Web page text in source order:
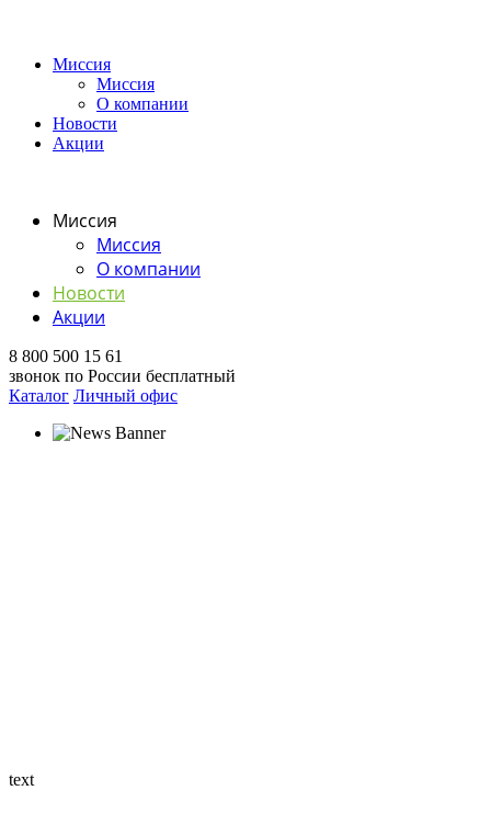
Миссия
Миссия
О компании
Новости
Акции
Миссия
Миссия
О компании
Новости
Акции
8 800 500 15 61
звонок по России бесплатный
Каталог Личный офис
text